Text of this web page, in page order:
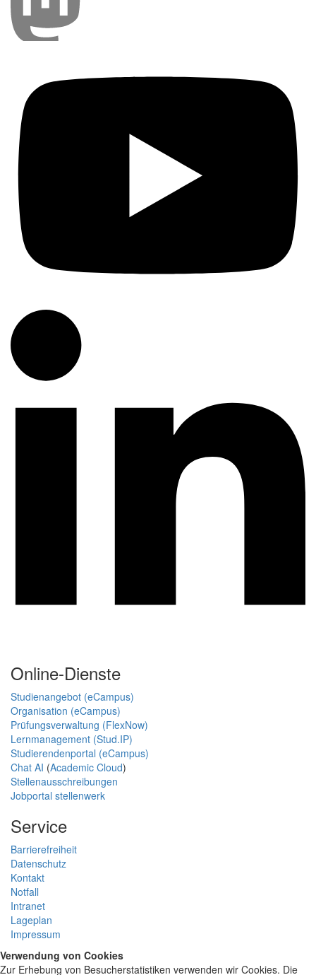
Online-Dienste
Studienangebot (eCampus)
Organisation (eCampus)
Prüfungsverwaltung (FlexNow)
Lernmanagement (Stud.IP)
Studierendenportal (eCampus)
Chat AI (Academic Cloud)
Stellenausschreibungen
Jobportal stellenwerk
Service
Barrierefreiheit
Datenschutz
Kontakt
Notfall
Intranet
Lageplan
Impressum
Verwendung von Cookies
Zur Erhebung von Besucherstatistiken verwenden wir Cookies. Die